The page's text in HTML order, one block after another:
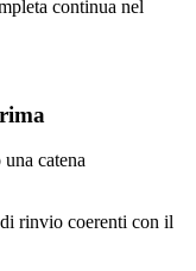
continua nel
catena
rinvio coerenti con il